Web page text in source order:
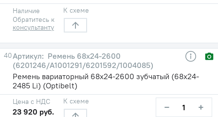
Наличие
Обратитесь к
консультанту
К схеме
40
Ремень 68х24-2600
(6201246/A1001291/6201592/1004085)
Ремень вариаторный 68х24-2600 зубчатый (68х24-
2485 Li) (Optibelt)
Цена с НДС
23 920 руб.
К схеме − +